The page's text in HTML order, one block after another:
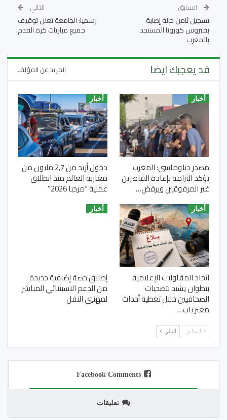
السابق
تسجيل ثامن حالة إصابة
بفيروس كورونا المستجد
بالمغرب
التالي
رسميا: الجامعة تعلن توقيف
جميع مباريات كرة القدم
قد يعجبك ايضا المزيد عن المؤلف
أخبار
مصدر دبلوماسي: المغرب
يؤكد التزامه بإعادة القاصرين
غير المرفوقين ويرفض…
أخبار
دخول أزيد من 2,7 مليون من
مغاربة العالم منذ انطلاق
عملية “مرحبا 2026”
أخبار
اتحاد المقاولات الإعلامية
بتطوان يشيد بتضحيات
الصحافيين خلال تغطية أحداث
معبر باب…
أخبار
إطلاق حصة إضافية جديدة
من الدعم الاستثنائي المباشر
لمهنيي النقل
السابق التالي
Facebook Comments
تعليقات